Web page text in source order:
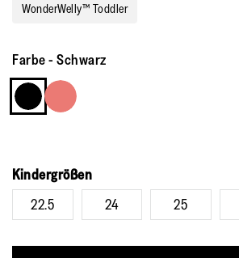
WonderWelly™ Toddler
Farbe- Schwarz
Kindergrößen
22.5
24 25